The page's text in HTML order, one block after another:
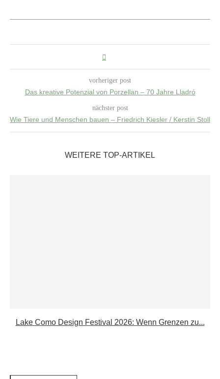
vorheriger post
Das kreative Potenzial von Porzellan – 70 Jahre Lladró
nächster post
Wie Tiere und Menschen bauen – Friedrich Kiesler / Kerstin Stoll
WEITERE TOP-ARTIKEL
Lake Como Design Festival 2026: Wenn Grenzen zu...